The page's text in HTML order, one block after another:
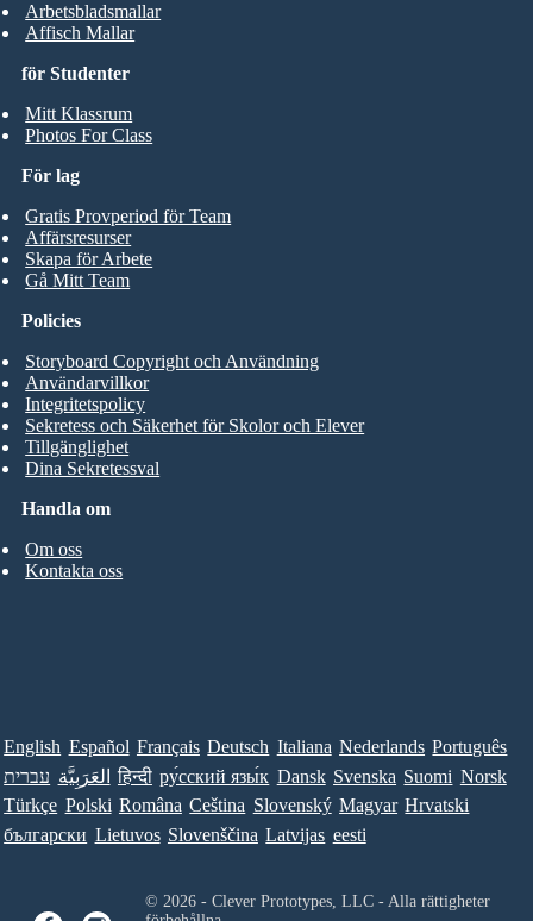
för Studenter
Mitt Klassrum
Photos For Class
Arbetsbladsmallar
Affisch Mallar
För lag
Gratis Provperiod för Team
Affärsresurser
Skapa för Arbete
Gå Mitt Team
Handla om
Om oss
Kontakta oss
Policies
Storyboard Copyright och Användning
Användarvillkor
Integritetspolicy
Sekretess och Säkerhet för Skolor och Elever
Tillgänglighet
Dina Sekretessval
English Español Français Deutsch Italiana Nederlands Português
עברית العَرَبِيَّة हिन्दी ру́сский язы́к Dansk Svenska Suomi Norsk
Türkçe Polski Româna Ceština Slovenský Magyar Hrvatski
български Lietuvos Slovenščina Latvijas eesti
© 2026 - Clever Prototypes, LLC - Alla rättigheter